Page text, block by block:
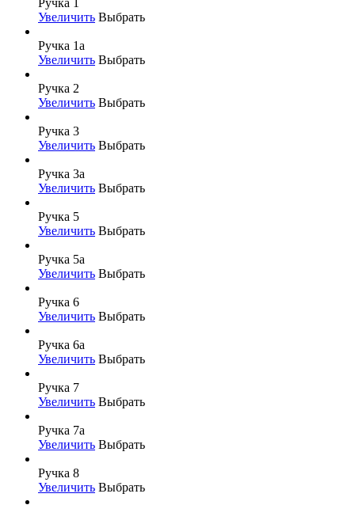
Увеличить Выбрать
Ручка 1а
Увеличить Выбрать
Ручка 2
Увеличить Выбрать
Ручка 3
Увеличить Выбрать
Ручка 3а
Увеличить Выбрать
Ручка 5
Увеличить Выбрать
Ручка 5а
Увеличить Выбрать
Ручка 6
Увеличить Выбрать
Ручка 6а
Увеличить Выбрать
Ручка 7
Увеличить Выбрать
Ручка 7а
Увеличить Выбрать
Ручка 8
Увеличить Выбрать